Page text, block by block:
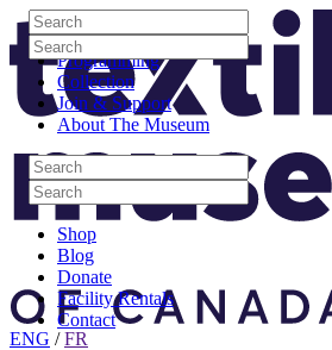
Skip to content
Visit
Programming
Collection
Join & Support
About The Museum
Search
Search
Search
Search
Shop
Blog
Donate
Facility Rentals
Contact
Search
Search
Search
Search
Site Logo
ENG /FR